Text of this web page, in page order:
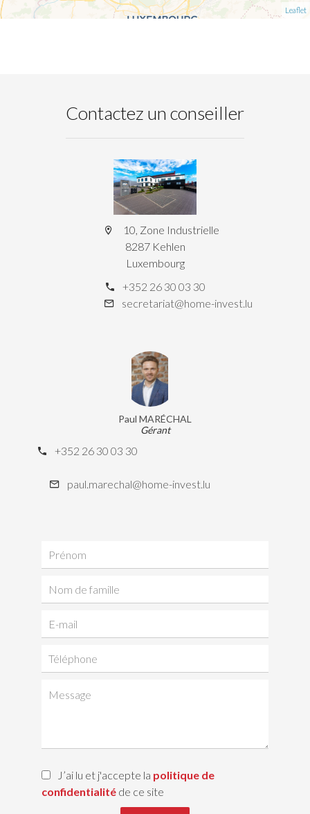
Leaflet
Contactez un conseiller
10, Zone Industrielle
8287 Kehlen
Luxembourg
+352 26 30 03 30
secretariat@home-invest.lu
Paul MARÉCHAL
Gérant
+352 26 30 03 30
paul.marechal@home-invest.lu
J’ai lu et j'accepte la politique de
confidentialité de ce site